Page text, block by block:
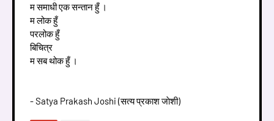
म समाधी एक सन्तान हुँ ।
म लोक हुँ
परलोक हुँ
बिचित्र
म सब थोक हुँ ।
- Satya Prakash Joshi (सत्य प्रकाश जाेशी)